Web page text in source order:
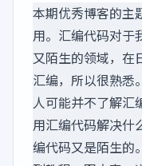
本期优秀博客的主
用。汇编代码对于
又陌生的领域，在
汇编，所以很熟悉
人可能并不了解汇
用汇编代码解决什
编代码又是陌生的